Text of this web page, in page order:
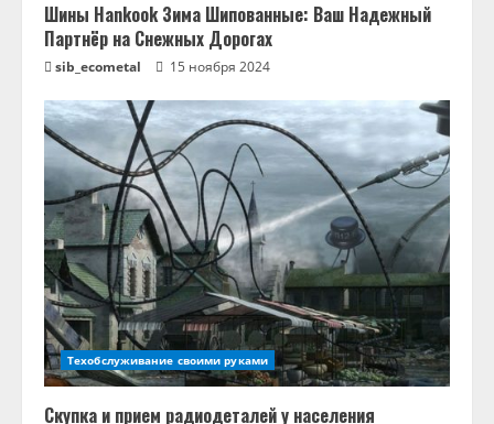
Шины Hankook Зима Шипованные: Ваш Надежный
Партнёр на Снежных Дорогах
sib_ecometal 15 ноября 2024
Техобслуживание своими руками
Скупка и прием радиодеталей у населения